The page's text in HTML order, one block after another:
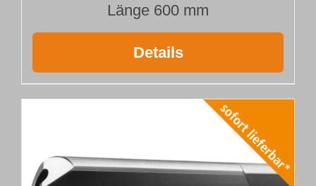
Länge 600 mm
Details